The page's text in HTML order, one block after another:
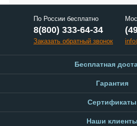
По России бесплатно
8(800) 333-64-34
Заказать обратный звонок
Бесплатная
Гарантия
Сертификаты
Наши клиенты